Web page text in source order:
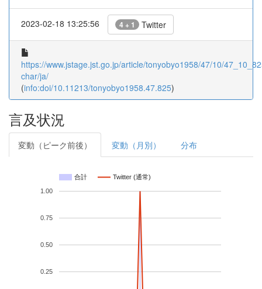
2023-02-18 13:25:56 4 + 1 Twitter
https://www.jstage.jst.go.jp/article/tonyobyo1958/47/10/
char/ja/
(info:doi/10.11213/tonyobyo1958.47.825)
言及状況
変動（ピーク前後） 変動（月別） 分布
合計 Twitter (通常)
0.25
0.50
0.75
1.00